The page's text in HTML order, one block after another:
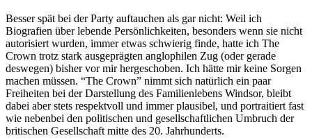
Besser spät bei der Party auftauchen als gar nicht: Weil ich
Biografien über lebende Persönlichkeiten, besonders wenn sie nicht
autorisiert wurden, immer etwas schwierig finde, hatte ich The
Crown trotz stark ausgeprägten anglophilen Zug (oder gerade
deswegen) bisher vor mir hergeschoben. Ich hätte mir keine Sorgen
machen müssen. “The Crown” nimmt sich natürlich ein paar
Freiheiten bei der Darstellung des Familienlebens Windsor, bleibt
dabei aber stets respektvoll und immer plausibel, und portraitiert fast
wie nebenbei den politischen und gesellschaftlichen Umbruch der
britischen Gesellschaft mitte des 20. Jahrhunderts.